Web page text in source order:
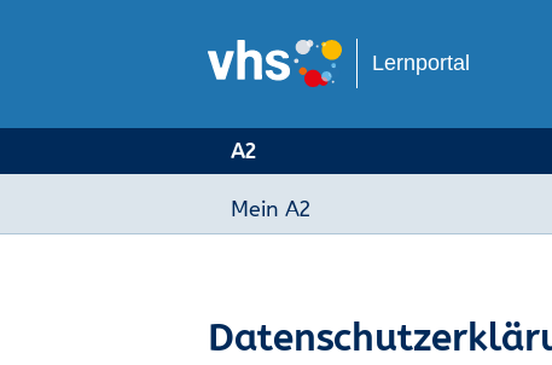
Lernportal
A2
Mein A2